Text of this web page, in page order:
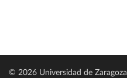
© 2026 Universidad de Zaragoza